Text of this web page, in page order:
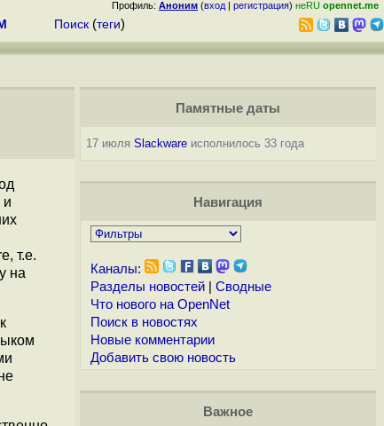
Профиль: Аноним (вход | регистрация) неRU opennet.me
Поиск (теги)
и
т.е.
на
Памятные даты
17 июля Slackwareисполнилось 33 года
Навигация
Каналы:
Разделы новостей| Сводные
Что нового на OpenNet
Поиск в новостях
Новые комментарии
Добавить свою новость
Важное